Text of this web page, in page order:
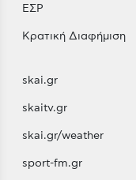
ΕΣΡ
Κρατική Διαφήμιση
skai.gr
skaitv.gr
skai.gr/weather
sport-fm.gr